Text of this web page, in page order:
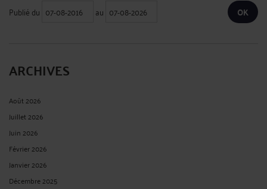
Publié du au
ARCHIVES
Août 2026
Juillet 2026
Juin 2026
Février 2026
Janvier 2026
Décembre 2025